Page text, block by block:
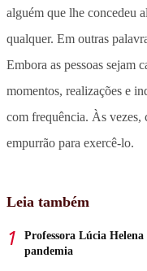
alguém que lhe concedeu
qualquer. Em outras
Embora as pessoas sejam
momentos, realizações e
com frequência. Às vezes,
empurrão para exercê-lo.
Leia também
Professora Lúcia
pandemia